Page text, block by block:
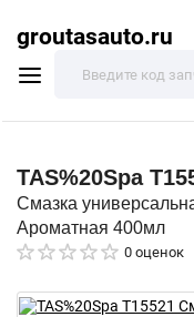
groutasauto.ru
TAS%20Spa
Смазка
Ароматная 400мл
0 оценок